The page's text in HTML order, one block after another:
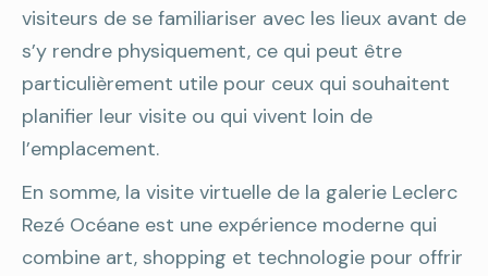
visiteurs de se familiariser avec les lieux avant de
s’y rendre physiquement, ce qui peut être
particulièrement utile pour ceux qui souhaitent
planifier leur visite ou qui vivent loin de
l’emplacement.
En somme, la visite virtuelle de la galerie Leclerc
Rezé Océane est une expérience moderne qui
combine art, shopping et technologie pour offrir